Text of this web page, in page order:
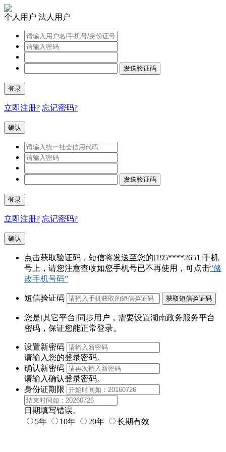
个人用户 法人用户
发送验证码
登录
立即注册? 忘记密码?
确认
发送验证码
登录
立即注册? 忘记密码?
确认
点击获取验证码，短信将发送至您的[195****2651]手机
号上，请您注意查收如您手机号已不再使用，可点击“修
改手机号码”
短信验证码
您是[其它平台]同步用户，需要设置湖南政务服务平台
密码 ，保证您能正常登录。
设置新密码
请输入您的登录密码。
确认新密码
请输入确认登录密码。
身份证期限
日期填写错误。
5年
10年 20年 长期有效